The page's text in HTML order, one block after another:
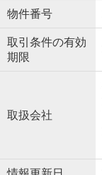
物件番号
取引条件の有効
期限
取扱会社